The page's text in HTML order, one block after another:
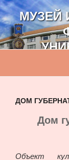
Перейти
к
содержимому
МУЗЕЙ
ДОМ
Дом
Объект